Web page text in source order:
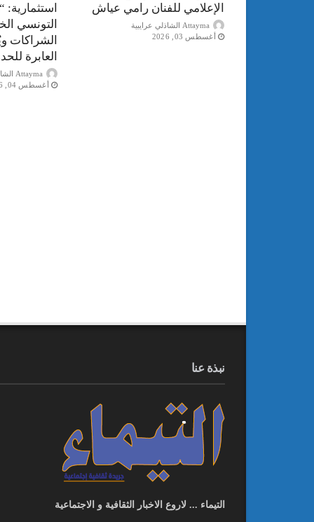
استثمارية:
التونسي
الشراكات
العابرة
Attayma الشاذلي عرايبية
أغسطس 04, 2026
الإعلامي للفنان رامي عياش
Attayma الشاذلي عرايبية
أغسطس 03, 2026
نبذة عنا
التيماء ... لاروع الاخبار الثقافية و الاجتماعية